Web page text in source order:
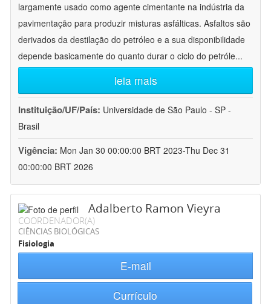
largamente usado como agente cimentante na indústria da
pavimentação para produzir misturas asfálticas. Asfaltos são
derivados da destilação do petróleo e a sua disponibilidade
depende basicamente do quanto durar o ciclo do petróle...
leia mais
Instituição/UF/País: Universidade de São Paulo - SP -
Brasil
Vigência: Mon Jan 30 00:00:00 BRT 2023-Thu Dec 31
00:00:00 BRT 2026
Adalberto Ramon Vieyra
COORDENADOR(A)
CIÊNCIAS BIOLÓGICAS
Fisiologia
E-mail
Currículo